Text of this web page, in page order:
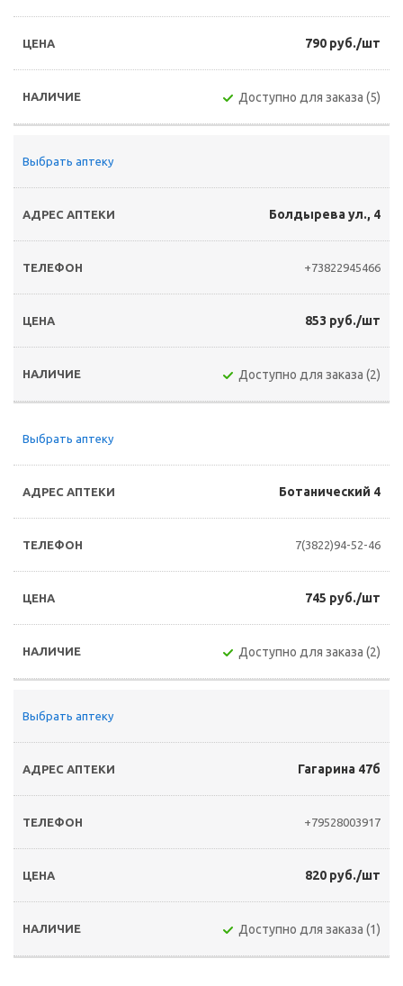
790 руб./шт
Доступно для заказа (5)
Выбрать аптеку
Болдырева ул., 4
+73822945466
853 руб./шт
Доступно для заказа (2)
Выбрать аптеку
Ботанический 4
7(3822)94-52-46
745 руб./шт
Доступно для заказа (2)
Выбрать аптеку
Гагарина 47б
+79528003917
820 руб./шт
Доступно для заказа (1)